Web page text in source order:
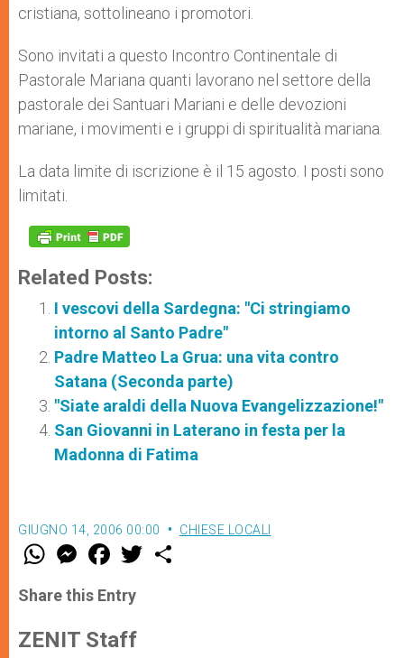
cristiana, sottolineano i promotori.
Sono invitati a questo Incontro Continentale di
Pastorale Mariana quanti lavorano nel settore della
pastorale dei Santuari Mariani e delle devozioni
mariane, i movimenti e i gruppi di spiritualità mariana.
La data limite di iscrizione è il 15 agosto. I posti sono
limitati.
Related Posts:
I vescovi della Sardegna: "Ci stringiamo
intorno al Santo Padre"
Padre Matteo La Grua: una vita contro
Satana (Seconda parte)
"Siate araldi della Nuova Evangelizzazione!"
San Giovanni in Laterano in festa per la
Madonna di Fatima
GIUGNO 14, 2006 00:00 CHIESE LOCALI
W
t
s
p
p
M
e
s
e
g
e
F
a
e
b
o
k
w
Share this Entry
ZENIT Staff